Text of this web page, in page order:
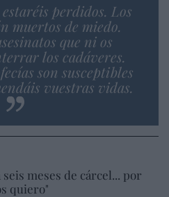
perdidos. Los
muertos de miedo.
que ni os
los cadáveres.
son susceptibles
vuestras vidas.
meses de cárcel... por
quiero"